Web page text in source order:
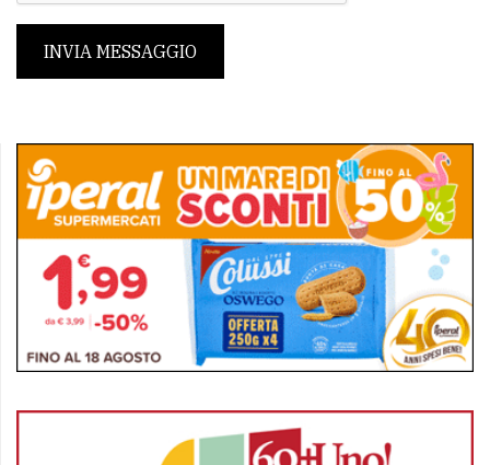
INVIA MESSAGGIO